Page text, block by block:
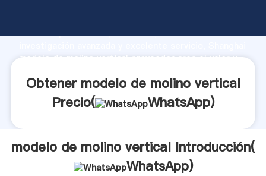
fuerte capacidad de producción, fuerza de
modelo de molino vertical proveedor crea el valor y
Obtener modelo de molino vertical
Precio(
WhatsApp)
modelo de molino vertical Introducción(
WhatsApp)